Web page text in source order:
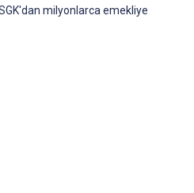
milyonlarca emekliye